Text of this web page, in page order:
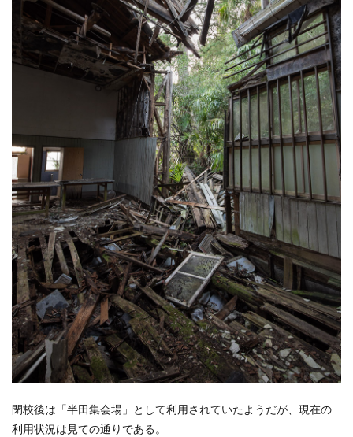
閉校後は「半田集会場」として利用されていたようだが、現在の
利用状況は見ての通りである。